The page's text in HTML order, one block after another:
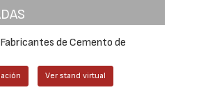
de Cemento de
Ver stand virtual